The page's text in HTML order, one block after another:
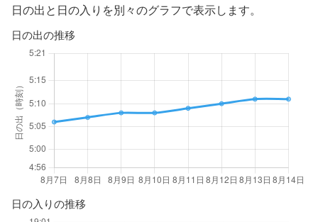
日の出と日の入りを別々のグラフで表示します。
日の出の推移
日の入りの推移